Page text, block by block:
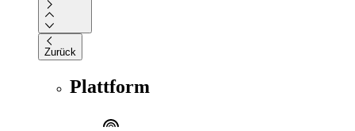
Zurück
Plattform